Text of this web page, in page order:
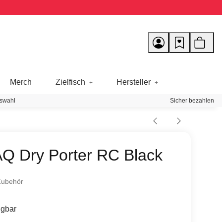
Merch Zielfisch Hersteller
Sicher bezahlen
Dry Porter RC Black